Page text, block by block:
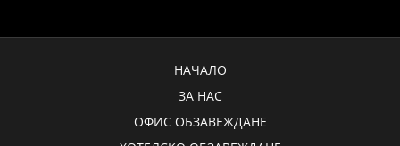
НАЧАЛО
ЗА НАС
ОФИС ОБЗАВЕЖДАНЕ